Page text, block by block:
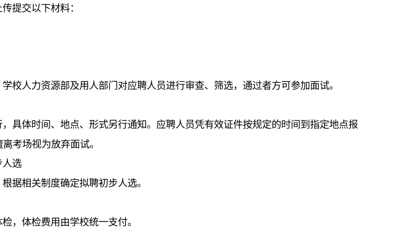
提交以下材料：
校人力资源部及用人部门对应聘人员进行审查、筛选，通过者方可参加面试。
具体时间、地点、形式另行通知。应聘人员凭有效证件按规定的时间到指定地点报
考场视为放弃面试。
人选
据相关制度确定拟聘初步人选。
，体检费用由学校统一支付。